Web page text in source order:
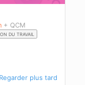
+ QCM
DU TRAVAIL
Regarder plus tard